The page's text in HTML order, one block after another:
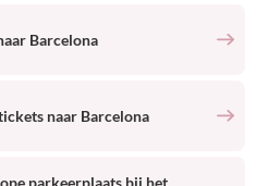
Barcelona
naar Barcelona
parkeerplaats bij het